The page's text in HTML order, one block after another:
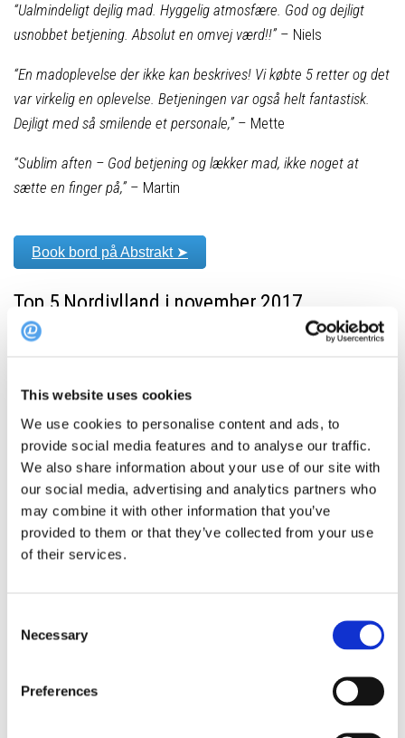
This website uses cookies
We use cookies to personalise content and ads, to
provide social media features and to analyse our traffic.
We also share information about your use of our site with
our social media, advertising and analytics partners who
may combine it with other information that you’ve
provided to them or that they’ve collected from your use
of their services.
Selection
Necessary
Preferences
“Ualmindeligt dejlig mad. Hyggelig atmosfære. God og dejligt
usnobbet betjening. Absolut en omvej værd!!”– Niels
“En madoplevelse der ikke kan beskrives! Vi købte 5 retter og det
var virkelig en oplevelse. Betjeningen var også helt fantastisk.
Dejligt med så smilende et personale,”– Mette
“Sublim aften – God betjening og lækker mad, ikke noget at
sætte en finger på,”– Martin
Book bord på Abstrakt ➤
Top 5 Nordjylland i november 2017
Restaurant Abstrakt, Hirtshals
Rositas Bistro, Aalborg
Mortens Kro, Aalborg
Bistro59, Aalborg
Om opgørelsen
Hver gang du booker bord via DinnerBooking.com, får du
tilsendt et spørgeskema med mulighed for at vurdere
restauranten ud fra mad, betjening, stemning, samlet vurdering
Det betyder, at man kun kan bedømme en restaurant, hvis man
rent faktisk har besøgt den. Opgørelsen for november 2017 er